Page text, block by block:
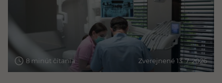
8 minút čítania Zverejnené 13. 7. 2026